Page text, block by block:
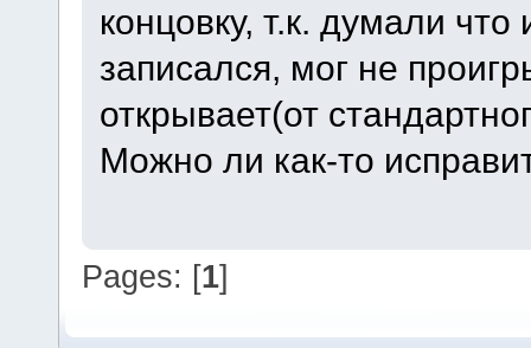
концовку, т.к. думали что
записался, мог не
открывает(от
Можно ли как-то
Pages: [1]